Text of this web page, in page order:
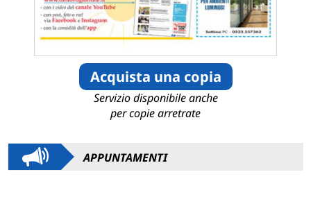
Acquista una copia
Servizio disponibile anche
per copie arretrate
APPUNTAMENTI